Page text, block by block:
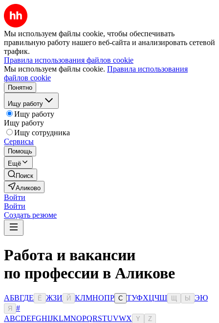
Мы используем файлы cookie, чтобы обеспечивать
правильную работу нашего веб-сайта и анализировать сетевой
трафик.
Правила использования файлов cookie
Мы используем файлы cookie. Правила использования
файлов cookie
Понятно
Ищу работу
Ищу работу
Ищу работу
Ищу сотрудника
Сервисы
Помощь
Ещё
Поиск
Аликово
Войти
Войти
Создать резюме
Работа и вакансии
по профессии в Аликове
АБВГДЕ Ё ЖЗИ Й КЛМНОПР С ТУФХЦЧШ Ы ЭЮ
Я
#
ABCDEFGHIJKLMNOPQRSTUVWX Y Z